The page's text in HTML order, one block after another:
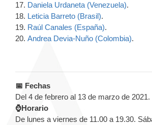
17. Daniela Urdaneta (Venezuela).
18. Leticia Barreto (Brasil).
19. Raúl Canales (España).
20. Andrea Devia-Nuño (Colombia).
📅 Fechas
Del 4 de febrero al 13 de marzo de 2021.
⌚Horario
De lunes a viernes de 11.00 a 19.30.